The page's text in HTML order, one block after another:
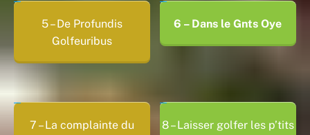
5 – De Profundis
Golfeuribus
6 – Dans le Gnts Oye
7 – La complainte du
8 – Laisser golfer les p’tits